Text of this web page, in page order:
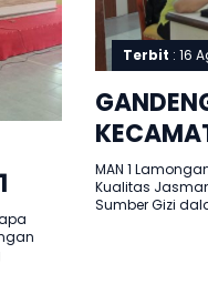
Terbit : 16
AKSI
MAN 1
Kualitas
Sumber Gizi